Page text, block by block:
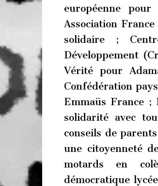
européenne
Association
solidaire ;
Développement
Vérité pour
Confédération
Emmaüs France ;
solidarité avec
conseils de
une citoyenneté
motards en
démocratique